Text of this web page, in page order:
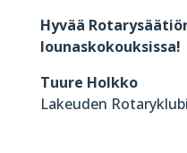
Hyvää
lounaskokouksissa!
Tuure Holkko
Lakeuden